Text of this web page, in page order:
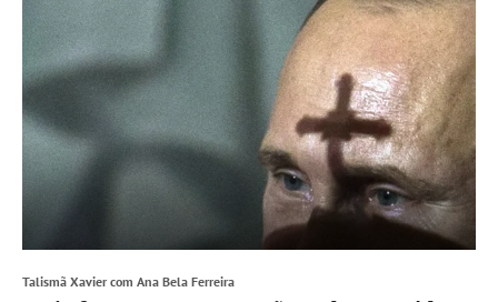
Talismã Xavier com Ana Bela Ferreira